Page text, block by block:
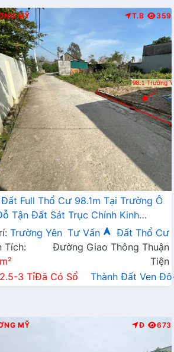
MỸ T.B 359
Đất Full Thổ Cư 98.1m Tại Trường Ô
Tận Đất Sát Trục Chính Kinh
Giá Chỉ Hơn 2 Tỷ
Trường Yên Tư Vấn
Đất Thổ Cư
Tích:
Đường Giao Thông Thuận
Tiện
2.5-3 TỉĐã Có Sổ Thành Đất Ven
MỸ Đ 673